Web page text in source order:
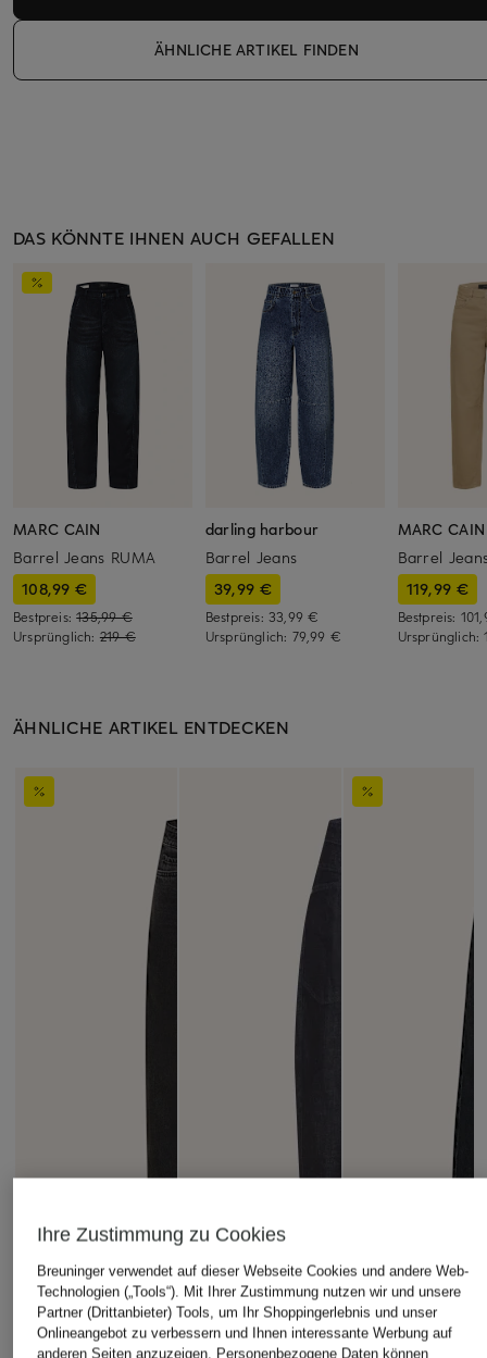
ÄHNLICHE ARTIKEL FINDEN
DAS KÖNNTE IHNEN AUCH GEFALLEN
MARC CAIN
Barrel Jeans RUMA
108,99 €
Bestpreis:135,99 €
Ursprünglich: 219 €
darling harbour
Barrel Jeans
39,99 €
Bestpreis: 33,99 €
Ursprünglich: 79,99 €
MARC CAIN
Barrel
119,99 €
Bestpreis:
Ursprünglich:
ÄHNLICHE ARTIKEL ENTDECKEN
Ihre Zustimmung zu Cookies
Breuninger verwendet auf dieser Webseite Cookies und andere Web-
Technologien („Tools“). Mit Ihrer Zustimmung nutzen wir und unsere
Partner (Drittanbieter) Tools, um Ihr Shoppingerlebnis und unser
Onlineangebot zu verbessern und Ihnen interessante Werbung auf
anderen Seiten anzuzeigen. Personenbezogene Daten können